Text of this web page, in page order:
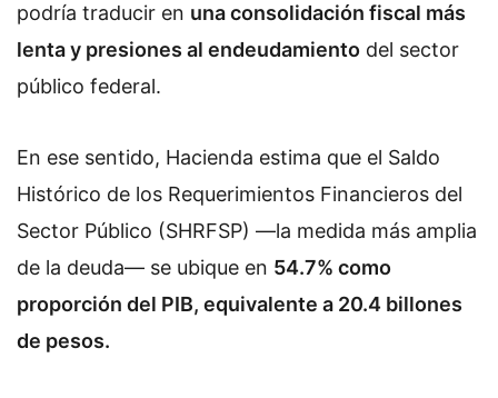
podría traducir en una consolidación fiscal más
lenta y presiones al endeudamiento del sector
público federal.
En ese sentido, Hacienda estima que el Saldo
Histórico de los Requerimientos Financieros del
Sector Público (SHRFSP) —la medida más amplia
de la deuda— se ubique en 54.7% como
proporción del PIB, equivalente a 20.4 billones
de pesos.